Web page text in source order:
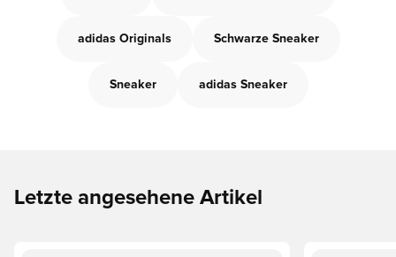
adidas Originals Schwarze Sneaker
Sneaker adidas Sneaker
Letzte angesehene Artikel